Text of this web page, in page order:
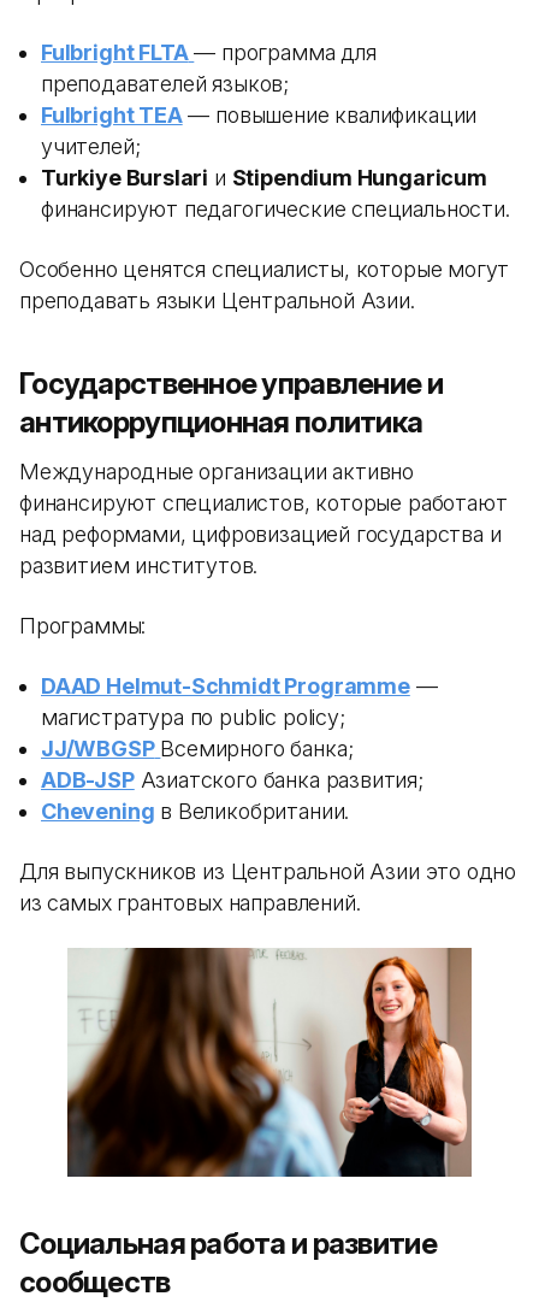
Fulbright FLTA — программа для
преподавателей языков;
Fulbright TEA— повышение квалификации
учителей;
Turkiye Burslari и Stipendium Hungaricum
финансируют педагогические специальности.
Особенно ценятся специалисты, которые могут
преподавать языки Центральной Азии.
Государственное управление и
антикоррупционная политика
Международные организации активно
финансируют специалистов, которые работают
над реформами, цифровизацией государства и
развитием институтов.
Программы:
DAAD Helmut-Schmidt Programme—
магистратура по public policy;
JJ/WBGSP Всемирного банка;
ADB-JSPАзиатского банка развития;
Chevening в Великобритании.
Для выпускников из Центральной Азии это одно
из самых грантовых направлений.
Социальная работа и развитие
сообществ